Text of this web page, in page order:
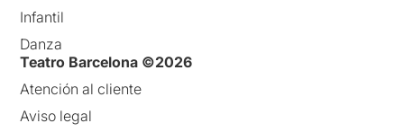
Infantil
Danza
Teatro Barcelona ©2026
Atención al cliente
Aviso legal